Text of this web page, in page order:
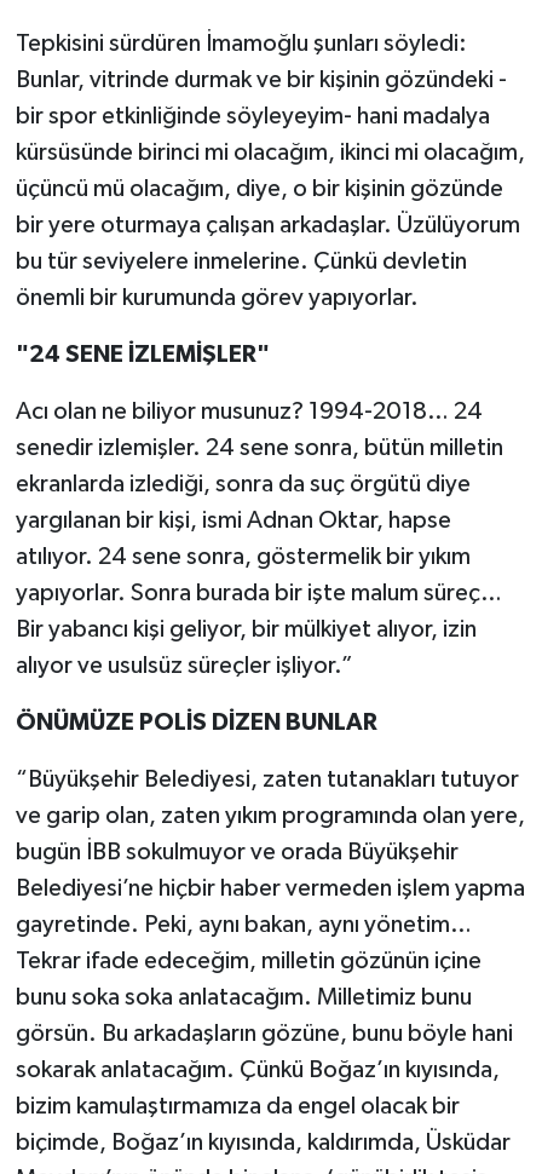
Tepkisini sürdüren İmamoğlu şunları söyledi:
Bunlar, vitrinde durmak ve bir kişinin gözündeki -
bir spor etkinliğinde söyleyeyim- hani madalya
kürsüsünde birinci mi olacağım, ikinci mi olacağım,
üçüncü mü olacağım, diye, o bir kişinin gözünde
bir yere oturmaya çalışan arkadaşlar. Üzülüyorum
bu tür seviyelere inmelerine. Çünkü devletin
önemli bir kurumunda görev yapıyorlar.
"24 SENE İZLEMİŞLER"
Acı olan ne biliyor musunuz? 1994-2018… 24
senedir izlemişler. 24 sene sonra, bütün milletin
ekranlarda izlediği, sonra da suç örgütü diye
yargılanan bir kişi, ismi Adnan Oktar, hapse
atılıyor. 24 sene sonra, göstermelik bir yıkım
yapıyorlar. Sonra burada bir işte malum süreç…
Bir yabancı kişi geliyor, bir mülkiyet alıyor, izin
alıyor ve usulsüz süreçler işliyor.”
ÖNÜMÜZE POLİS DİZEN BUNLAR
“Büyükşehir Belediyesi, zaten tutanakları tutuyor
ve garip olan, zaten yıkım programında olan yere,
bugün İBB sokulmuyor ve orada Büyükşehir
Belediyesi’ne hiçbir haber vermeden işlem yapma
gayretinde. Peki, aynı bakan, aynı yönetim…
Tekrar ifade edeceğim, milletin gözünün içine
bunu soka soka anlatacağım. Milletimiz bunu
görsün. Bu arkadaşların gözüne, bunu böyle hani
sokarak anlatacağım. Çünkü Boğaz’ın kıyısında,
bizim kamulaştırmamıza da engel olacak bir
biçimde, Boğaz’ın kıyısında, kaldırımda, Üsküdar